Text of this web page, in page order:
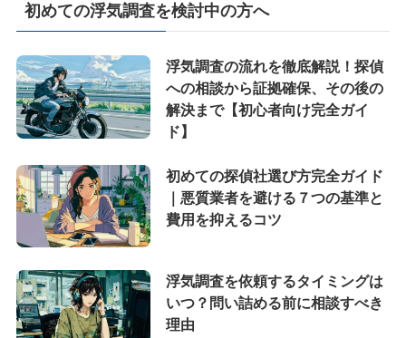
初めての浮気調査を検討中の方へ
浮気調査の流れを徹底解説！探偵
への相談から証拠確保、その後の
解決まで【初心者向け完全ガイ
ド】
初めての探偵社選び方完全ガイド
｜悪質業者を避ける７つの基準と
費用を抑えるコツ
浮気調査を依頼するタイミングは
いつ？問い詰める前に相談すべき
理由